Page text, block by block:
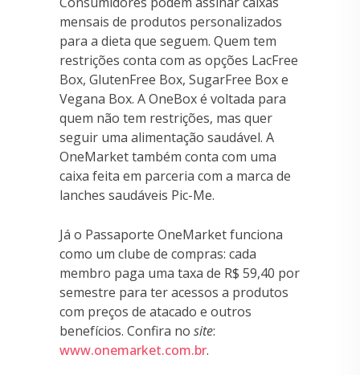
mensais de produtos personalizados
para a dieta que seguem. Quem tem
restrições conta com as opções LacFree
Box, GlutenFree Box, SugarFree Box e
Vegana Box. A OneBox é voltada para
quem não tem restrições, mas quer
seguir uma alimentação saudável. A
OneMarket também conta com uma
caixa feita em parceria com a marca de
lanches saudáveis Pic-Me.
Já o Passaporte OneMarket funciona
como um clube de compras: cada
membro paga uma taxa de R$ 59,40 por
semestre para ter acessos a produtos
com preços de atacado e outros
benefícios. Confira no site:
www.onemarket.com.br.